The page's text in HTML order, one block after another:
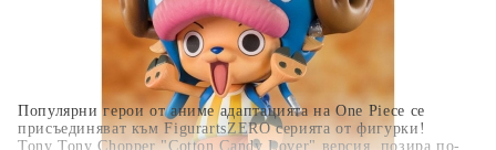
Популярни герои от аниме адаптацията на One Piece се
присъединяват към FigurartsZERO серията от фигурки!
Tony Tony Chopper "Cotton Candy Lover" версия, позира по-